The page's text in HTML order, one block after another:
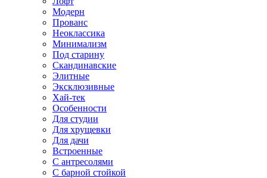
Модерн
Прованс
Неоклассика
Минимализм
Под старину
Скандинавские
Элитные
Эксклюзивные
Хай-тек
Особенности
Для студии
Для хрущевки
Для дачи
Встроенные
С антресолями
С барной стойкой